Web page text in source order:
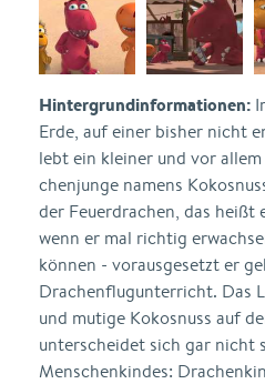
Hintergrundinformationen:
Erde, auf einer bisher nicht
lebt ein kleiner und vor
chenjunge namens
der Feuer­drachen, das heißt
wenn er mal richtig
können - vorausgesetzt er
Drachenflugunterricht. Das
und mutige Kokosnuss auf
unter­scheidet sich gar nicht
Menschenkindes: